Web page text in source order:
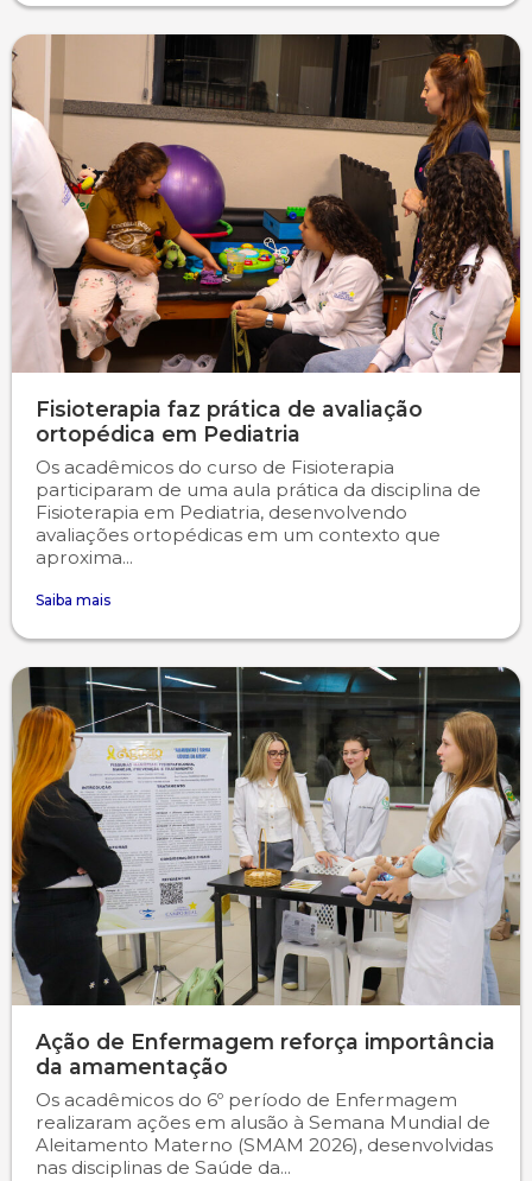
Fisioterapia faz prática de avaliação
ortopédica em Pediatria
Os acadêmicos do curso de Fisioterapia
participaram de uma aula prática da disciplina de
Fisioterapia em Pediatria, desenvolvendo
avaliações ortopédicas em um contexto que
aproxima...
Saiba mais
Ação de Enfermagem reforça importância
da amamentação
Os acadêmicos do 6º período de Enfermagem
realizaram ações em alusão à Semana Mundial de
Aleitamento Materno (SMAM 2026), desenvolvidas
nas disciplinas de Saúde da...